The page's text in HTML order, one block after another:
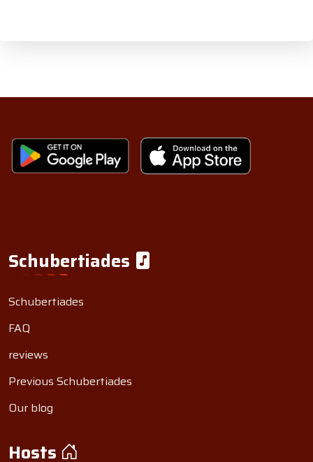
Schubertiades
Schubertiades
FAQ
reviews
Previous Schubertiades
Our blog
Hosts